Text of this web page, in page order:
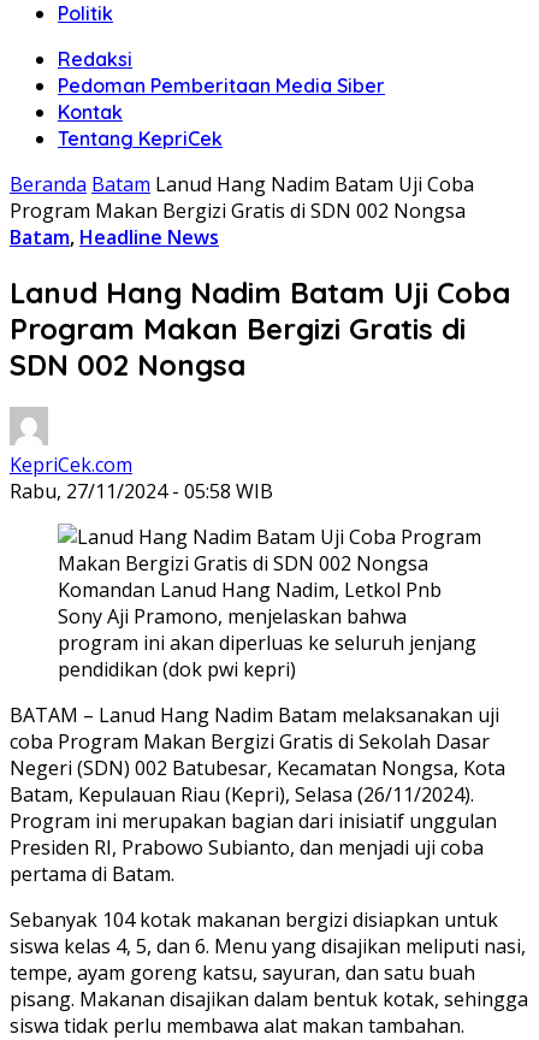
Politik
Redaksi
Pedoman Pemberitaan Media Siber
Kontak
Tentang KepriCek
Beranda Batam Lanud Hang Nadim Batam Uji Coba
Program Makan Bergizi Gratis di SDN 002 Nongsa
Batam, Headline News
Lanud Hang Nadim Batam Uji Coba
Program Makan Bergizi Gratis di
SDN 002 Nongsa
KepriCek.com
Rabu, 27/11/2024 - 05:58 WIB
Komandan Lanud Hang Nadim, Letkol Pnb
Sony Aji Pramono, menjelaskan bahwa
program ini akan diperluas ke seluruh jenjang
pendidikan (dok pwi kepri)
BATAM – Lanud Hang Nadim Batam melaksanakan uji
coba Program Makan Bergizi Gratis di Sekolah Dasar
Negeri (SDN) 002 Batubesar, Kecamatan Nongsa, Kota
Batam, Kepulauan Riau (Kepri), Selasa (26/11/2024).
Program ini merupakan bagian dari inisiatif unggulan
Presiden RI, Prabowo Subianto, dan menjadi uji coba
pertama di Batam.
Sebanyak 104 kotak makanan bergizi disiapkan untuk
siswa kelas 4, 5, dan 6. Menu yang disajikan meliputi nasi,
tempe, ayam goreng katsu, sayuran, dan satu buah
pisang. Makanan disajikan dalam bentuk kotak, sehingga
siswa tidak perlu membawa alat makan tambahan.